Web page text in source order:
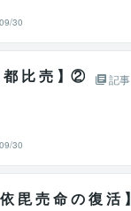
30
都 比 売 】②
記事
30
毘 売 命 の 復 活 】